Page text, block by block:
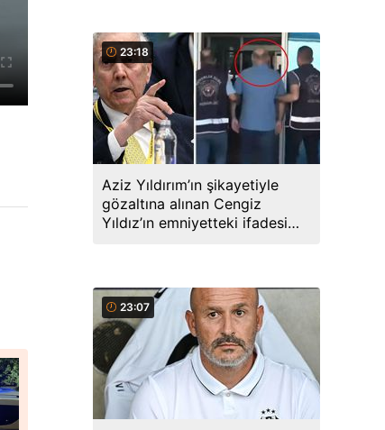
23:18
Aziz Yıldırım’ın şikayetiyle
gözaltına alınan Cengiz
Yıldız’ın emniyetteki ifadesi
23:07